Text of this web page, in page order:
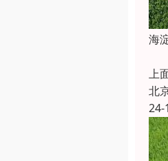
海
上
北
24-